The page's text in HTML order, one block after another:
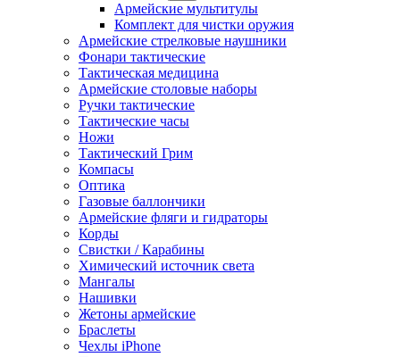
Армейские мультитулы
Комплект для чистки оружия
Армейские стрелковые наушники
Фонари тактические
Тактическая медицина
Армейские столовые наборы
Ручки тактические
Тактические часы
Ножи
Тактический Грим
Компасы
Оптика
Газовые баллончики
Армейские фляги и гидраторы
Корды
Свистки / Карабины
Химический источник света
Мангалы
Нашивки
Жетоны армейские
Браслеты
Чехлы iPhone